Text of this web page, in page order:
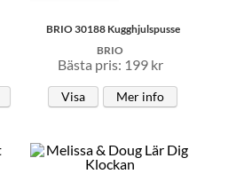
BRIO 30188 Kugghjulspusse
BRIO
Bästa pris: 199 kr
Visa Mer info